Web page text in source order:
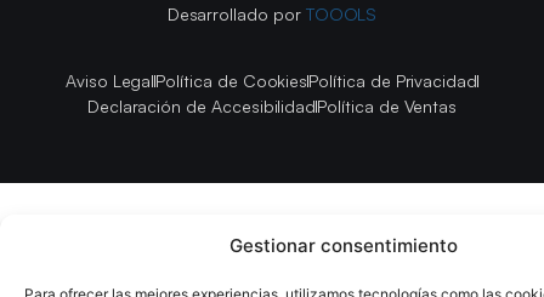
Gestionar consentimiento
Desarrollado por TOOOLS
Aviso LegalPolítica de CookiesPolítica de Privacidad
Declaración de AccesibilidadPolítica de Ventas